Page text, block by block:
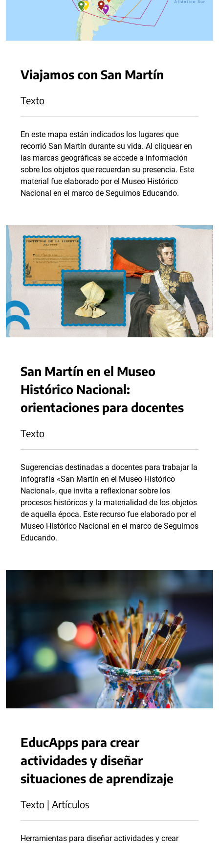
Viajamos con San Martín
Texto
En este mapa están indicados los lugares que
recorrió San Martín durante su vida. Al cliquear en
las marcas geográficas se accede a información
sobre los objetos que recuerdan su presencia. Este
material fue elaborado por el Museo Histórico
Nacional en el marco de Seguimos Educando.
San Martín en el Museo
Histórico Nacional:
orientaciones para docentes
Texto
Sugerencias destinadas a docentes para trabajar la
infografía «San Martín en el Museo Histórico
Nacional», que invita a reflexionar sobre los
procesos históricos y la materialidad de los objetos
de aquella época. Este recurso fue elaborado por el
Museo Histórico Nacional en el marco de Seguimos
Educando.
EducApps para crear
actividades y diseñar
situaciones de aprendizaje
Texto | Artículos
Herramientas para diseñar actividades y crear